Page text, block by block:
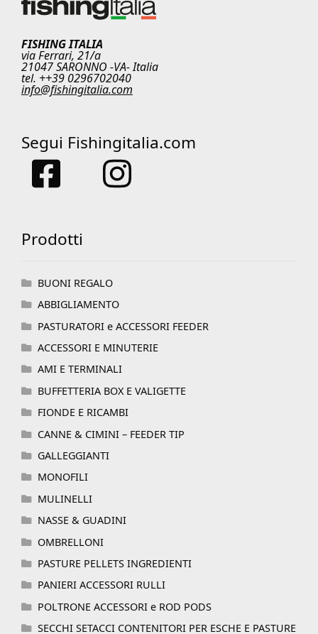
FISHING ITALIA
via Ferrari, 21/a
21047 SARONNO -VA- Italia
tel. ++39 0296702040
info@fishingitalia.com
Segui Fishingitalia.com
Prodotti
BUONI REGALO
ABBIGLIAMENTO
PASTURATORI e ACCESSORI FEEDER
ACCESSORI E MINUTERIE
AMI E TERMINALI
BUFFETTERIA BOX E VALIGETTE
FIONDE E RICAMBI
CANNE & CIMINI – FEEDER TIP
GALLEGGIANTI
MONOFILI
MULINELLI
NASSE & GUADINI
OMBRELLONI
PASTURE PELLETS INGREDIENTI
PANIERI ACCESSORI RULLI
POLTRONE ACCESSORI e ROD PODS
SECCHI SETACCI CONTENITORI PER ESCHE E PASTURE